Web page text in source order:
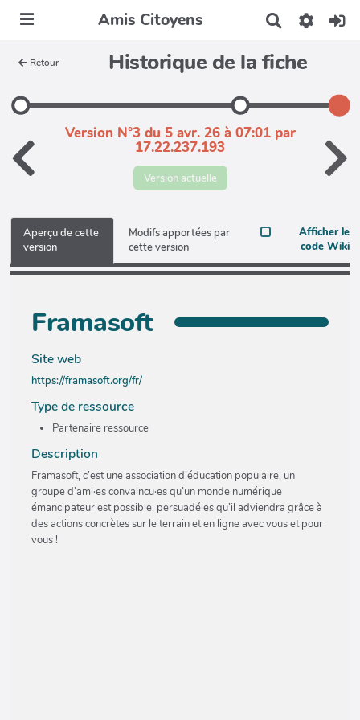
Amis Citoyens
h
c
e
Retour Historique de la fiche
Version N°3 du 5 avr. 26 à 07:01 par
17.22.237.193
Version actuelle
Aperçu de cette
version
Modifs apportées par
cette version
Afficher le
code Wiki
Framasoft
Site web
https://framasoft.org/fr/
Type de ressource
Partenaire ressource
Description
Framasoft, c’est une association d’éducation populaire, un
groupe d’ami·es convaincu·es qu’un monde numérique
émancipateur est possible, persuadé·es qu’il adviendra grâce à
des actions concrètes sur le terrain et en ligne avec vous et pour
vous !